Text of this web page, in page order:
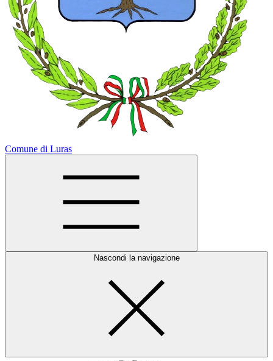
Comune di Luras
Nascondi la navigazione